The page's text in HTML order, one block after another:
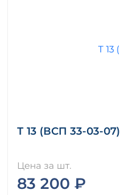
Т 13 (ВСП 33-03-07)
Цена за шт.
83 200 ₽